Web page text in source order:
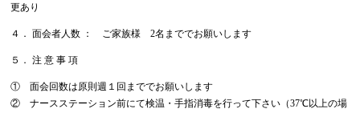
更あり
４． 面会者人数 ： ご家族様 2名まででお願いします
５． 注 意 事 項
① 面会回数は原則週１回まででお願いします
② ナースステーション前にて検温・手指消毒を行って下さい（37℃以上の場